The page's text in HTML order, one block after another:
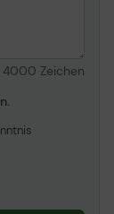
4000 Zeichen